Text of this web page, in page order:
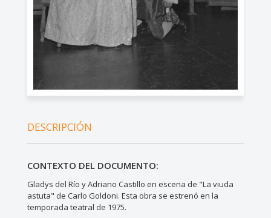
DESCRIPCIÓN
CONTEXTO DEL DOCUMENTO:
Gladys del Río y Adriano Castillo en escena de "La viuda
astuta" de Carlo Goldoni. Esta obra se estrenó en la
temporada teatral de 1975.